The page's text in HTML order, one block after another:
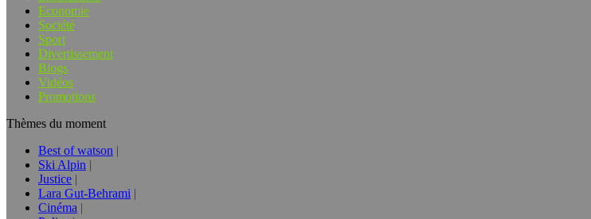
Economie
Société
Sport
Divertissement
Blogs
Vidéos
Promotions
Thèmes du moment
Best of watson
Ski Alpin
Justice
Lara Gut-Behrami
Cinéma